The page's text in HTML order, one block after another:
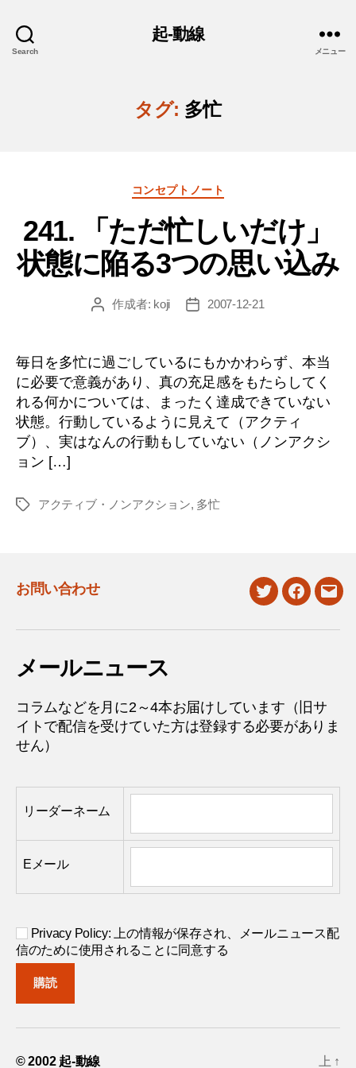
Search
起-動線
メニュー
タグ: 多忙
カ
ゴ
リ
ー
コンセプトノート
241. 「ただ忙しいだけ」
状態に陥る3つの思い込み
投
作成者: koji
投
2007-12-21
毎日を多忙に過ごしているにもかかわらず、本当
に必要で意義があり、真の充足感をもたらしてく
れる何かについては、まったく達成できていない
状態。行動しているように見えて（アクティ
ブ）、実はなんの行動もしていない（ノンアクシ
ョン […]
タ
アクティブ・ノンアクション, 多忙
お問い合わせ
twitterfacebook
メールニュース
コラムなどを月に2～4本お届けしています（旧サ
イトで配信を受けていた方は登録する必要がありま
せん）
リーダーネーム
Eメール
Privacy Policy: 上の情報が保存され、メールニュース配
信のために使用されることに同意する
© 2002 起-動線 上 ↑